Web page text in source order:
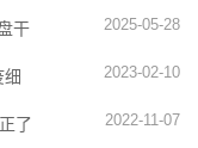
干
2025-05-28
2023-02-10
了
2022-11-07